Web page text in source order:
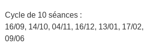
Cycle de 10 séances :
16/09, 14/10, 04/11, 16/12, 13/01, 17/
09/06